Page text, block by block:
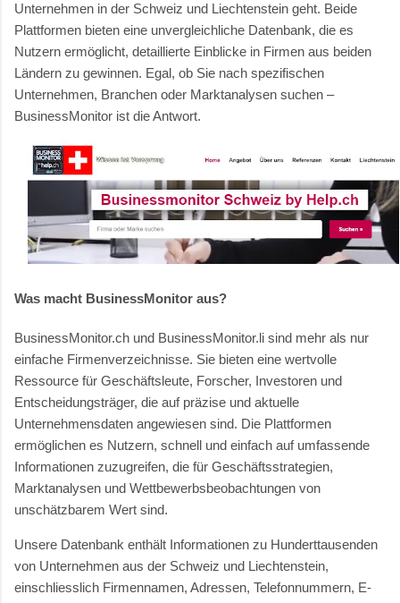
Unternehmen in der Schweiz und Liechtenstein geht. Beide
Plattformen bieten eine unvergleichliche Datenbank, die es
Nutzern ermöglicht, detaillierte Einblicke in Firmen aus beiden
Ländern zu gewinnen. Egal, ob Sie nach spezifischen
Unternehmen, Branchen oder Marktanalysen suchen –
BusinessMonitor ist die Antwort.
Was macht BusinessMonitor aus?
BusinessMonitor.ch und BusinessMonitor.li sind mehr als nur
einfache Firmenverzeichnisse. Sie bieten eine wertvolle
Ressource für Geschäftsleute, Forscher, Investoren und
Entscheidungsträger, die auf präzise und aktuelle
Unternehmensdaten angewiesen sind. Die Plattformen
ermöglichen es Nutzern, schnell und einfach auf umfassende
Informationen zuzugreifen, die für Geschäftsstrategien,
Marktanalysen und Wettbewerbsbeobachtungen von
unschätzbarem Wert sind.
Unsere Datenbank enthält Informationen zu Hunderttausenden
von Unternehmen aus der Schweiz und Liechtenstein,
einschliesslich Firmennamen, Adressen, Telefonnummern, E-